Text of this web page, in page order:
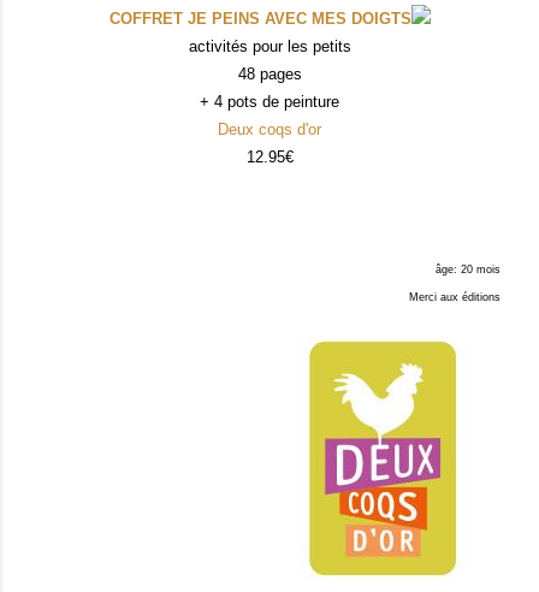
COFFRET JE PEINS AVEC MES DOIGTS
activités pour les petits
48 pages
+ 4 pots de peinture
Deux coqs d'or
12.95€
âge: 20 mois
Merci aux éditions